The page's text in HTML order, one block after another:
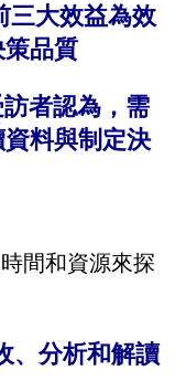
三大效益為效
品質
者認為，需
料與制定決
間和資源來探
、分析和解讀